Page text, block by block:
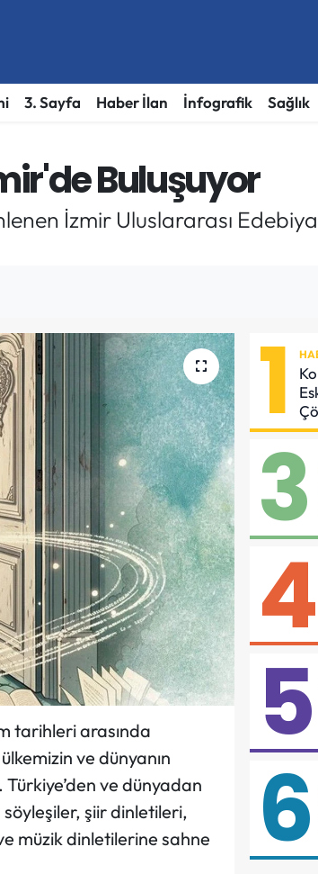
3. Sayfa Haber İlan İnfografik Sağlık
Buluşuyor
İzmir Uluslararası
tarihleri arasında
ve dünyanın
ve dünyadan
şiir dinletileri,
müzik dinletilerine sahne
1
3
4
5
6